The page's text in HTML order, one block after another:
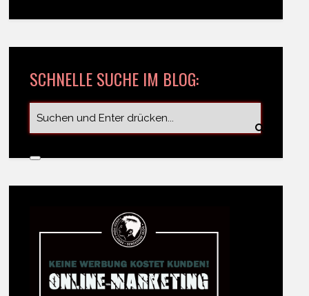
SCHNELLE SUCHE IM BLOG: